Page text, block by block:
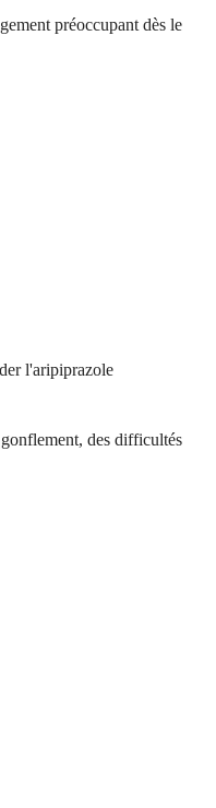
préoccupant dès le
l'aripiprazole
des difficultés